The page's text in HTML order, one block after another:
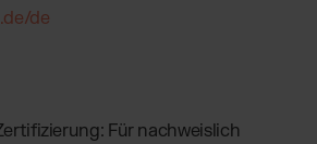
de
Für nachweislich